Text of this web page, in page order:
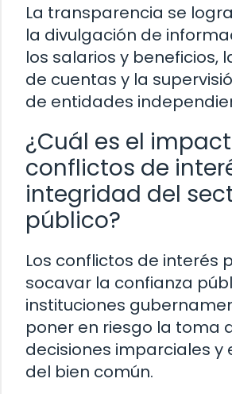
La transparencia se
la divulgación de
los salarios y beneficios,
de cuentas y la
de entidades
¿Cuál es el
conflictos de
integridad del
público?
Los conflictos de interés
socavar la confianza
instituciones
poner en riesgo la toma
decisiones imparciales y
del bien común.